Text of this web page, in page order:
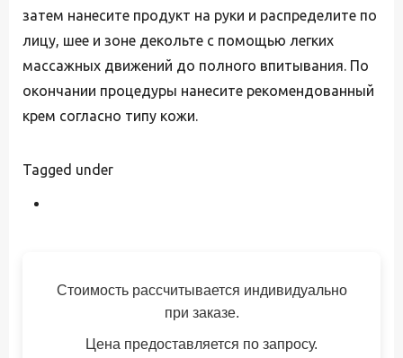
затем нанесите продукт на руки и распределите по
лицу, шее и зоне декольте с помощью легких
массажных движений до полного впитывания. По
окончании процедуры нанесите рекомендованный
крем согласно типу кожи.
Tagged under
Стоимость рассчитывается индивидуально
при заказе.
Цена предоставляется по запросу.